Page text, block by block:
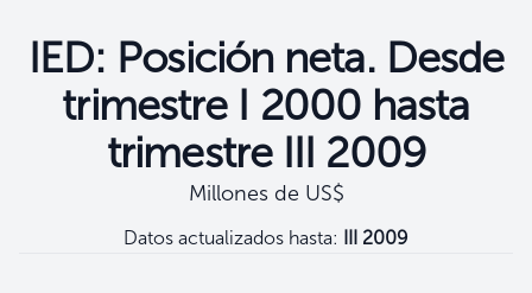
IED: Posición neta. Desde
trimestre I 2000 hasta
trimestre III 2009
Millones de US$
Datos actualizados hasta: III 2009